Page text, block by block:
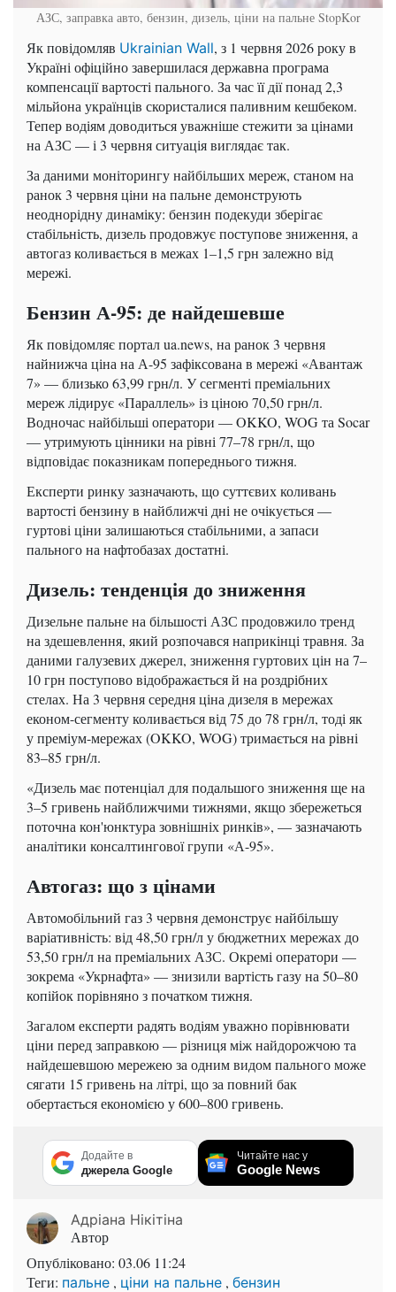
АЗС, заправка авто, бензин, дизель, ціни на пальне StopKor
Як повідомляв Ukrainian Wall, з 1 червня 2026 року в
Україні офіційно завершилася державна програма
компенсації вартості пального. За час її дії понад 2,3
мільйона українців скористалися паливним кешбеком.
Тепер водіям доводиться уважніше стежити за цінами
на АЗС — і 3 червня ситуація виглядає так.
За даними моніторингу найбільших мереж, станом на
ранок 3 червня ціни на пальне демонструють
неоднорідну динаміку: бензин подекуди зберігає
стабільність, дизель продовжує поступове зниження, а
автогаз коливається в межах 1–1,5 грн залежно від
мережі.
Бензин А-95: де найдешевше
Як повідомляє портал ua.news, на ранок 3 червня
найнижча ціна на А-95 зафіксована в мережі «Авантаж
7» — близько 63,99 грн/л. У сегменті преміальних
мереж лідирує «Параллель» із ціною 70,50 грн/л.
Водночас найбільші оператори — OKKO, WOG та Socar
— утримують цінники на рівні 77–78 грн/л, що
відповідає показникам попереднього тижня.
Експерти ринку зазначають, що суттєвих коливань
вартості бензину в найближчі дні не очікується —
гуртові ціни залишаються стабільними, а запаси
пального на нафтобазах достатні.
Дизель: тенденція до зниження
Дизельне пальне на більшості АЗС продовжило тренд
на здешевлення, який розпочався наприкінці травня. За
даними галузевих джерел, зниження гуртових цін на 7–
10 грн поступово відображається й на роздрібних
стелах. На 3 червня середня ціна дизеля в мережах
економ-сегменту коливається від 75 до 78 грн/л, тоді як
у преміум-мережах (OKKO, WOG) тримається на рівні
83–85 грн/л.
«Дизель має потенціал для подальшого зниження ще на
3–5 гривень найближчими тижнями, якщо збережеться
поточна кон'юнктура зовнішніх ринків», — зазначають
аналітики консалтингової групи «А-95».
Автогаз: що з цінами
Автомобільний газ 3 червня демонструє найбільшу
варіативність: від 48,50 грн/л у бюджетних мережах до
53,50 грн/л на преміальних АЗС. Окремі оператори —
зокрема «Укрнафта» — знизили вартість газу на 50–80
копійок порівняно з початком тижня.
Загалом експерти радять водіям уважно порівнювати
ціни перед заправкою — різниця між найдорожчою та
найдешевшою мережею за одним видом пального може
сягати 15 гривень на літрі, що за повний бак
обертається економією у 600–800 гривень.
Додайте в
джерела Google
Читайте нас у
Google News
Адріана Нікітіна
Автор
Опубліковано: 03.06 11:24
Теги: пальне , ціни на пальне , бензин